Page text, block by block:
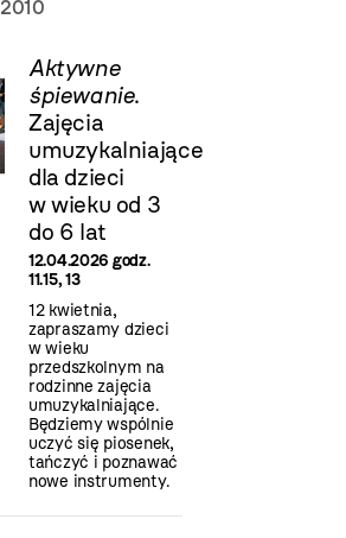
2010
Aktywne
śpiewanie.
Zajęcia
umuzykalniające
dla dzieci
w wieku od 3
do 6 lat
12.04.2026 godz.
11.15, 13
12 kwietnia,
zapraszamy dzieci
w wieku
przedszkolnym na
rodzinne zajęcia
umuzykalniające.
Będziemy wspólnie
uczyć się piosenek,
tańczyć i poznawać
nowe instrumenty.